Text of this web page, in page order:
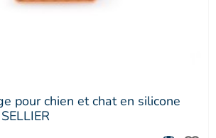
pour chien et chat en silicone